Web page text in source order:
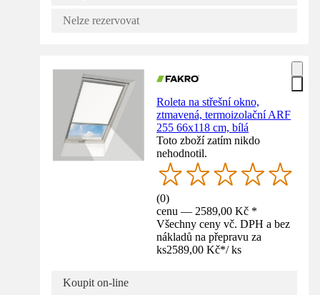
Nelze rezervovat
Roleta na střešní okno,
ztmavená, termoizolační ARF
255 66x118 cm, bílá
Toto zboží zatím nikdo
nehodnotil.
(0)
cenu — 2589,00 Kč *
Všechny ceny vč. DPH a bez
nákladů na přepravu za
ks2589,00 Kč*/ ks
Koupit on-line